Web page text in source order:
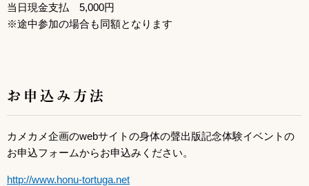
当日現金支払 5,000円
※途中参加の場合も同額となります
お申込み方法
カメカメ企画のwebサイトの身体の聲出版記念体験イベントの
お申込フォームからお申込みください。
http://www.honu-tortuga.net